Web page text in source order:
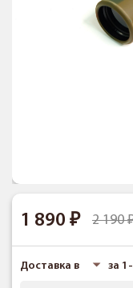
1 890 2 190
Доставка в за